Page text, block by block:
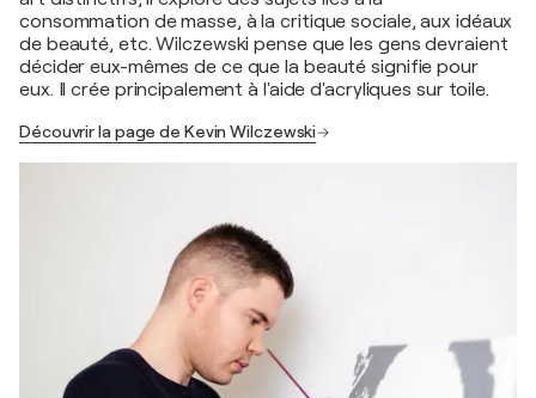
consommation de masse, à la critique sociale, aux idéaux
de beauté, etc. Wilczewski pense que les gens devraient
décider eux-mêmes de ce que la beauté signifie pour
eux. Il crée principalement à l'aide d'acryliques sur toile.
Découvrir la page de Kevin Wilczewski